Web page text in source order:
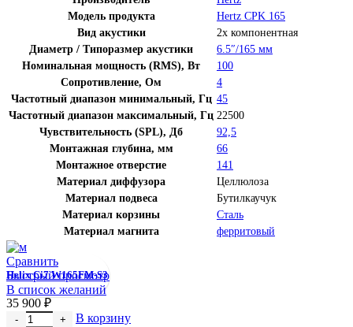
Модель продукта
Hertz CPK 165
Вид акустики
2х компонентная
Диаметр / Типоразмер акустики
6.5″/165 мм
Номинальная мощность (RMS), Вт
100
Сопротивление, Ом
4
Частотный диапазон минимальный, Гц 45
Частотный диапазон максимальный, Гц 22500
Чувствительность (SPL), Дб
92,5
Монтажная глубина, мм
66
Монтажное отверстие
141
Материал диффузора
Целлюлоза
Материал подвеса
Бутилкаучук
Материал корзины
Сталь
Материал магнита
ферритовый
Сравнить
Быстрый просмотр
В список желаний
Helix Ci7 W165FM-S3
35 900 ₽
Количество товара Helix Ci7 W165FM-S3
В корзину